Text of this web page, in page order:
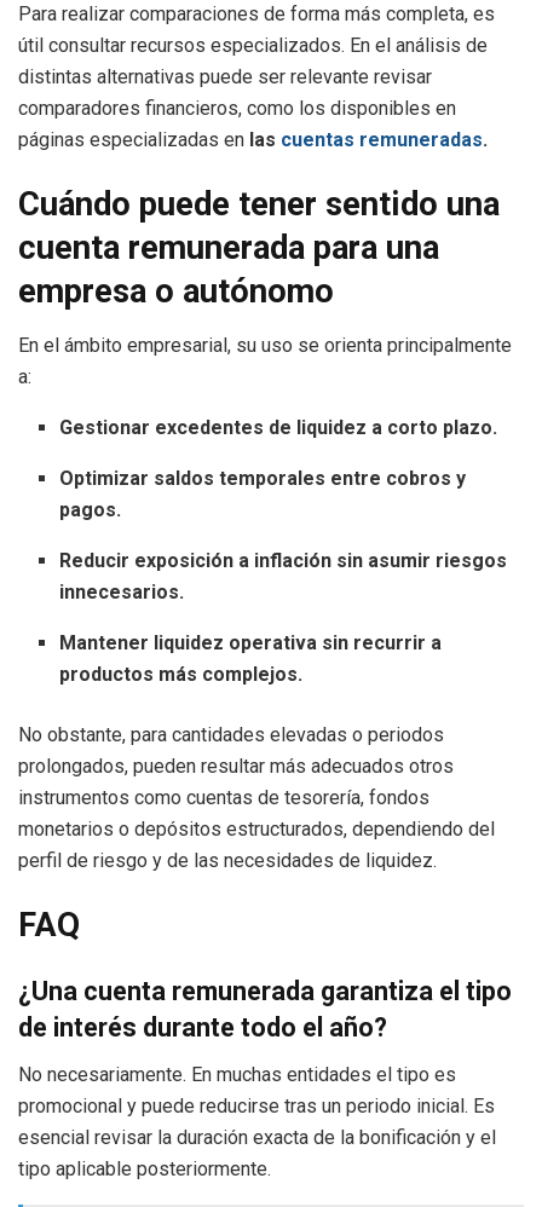
Para realizar comparaciones de forma más completa, es
útil consultar recursos especializados. En el análisis de
distintas alternativas puede ser relevante revisar
comparadores financieros, como los disponibles en
páginas especializadas en las cuentas remuneradas.
Cuándo puede tener sentido una
cuenta remunerada para una
empresa o autónomo
En el ámbito empresarial, su uso se orienta principalmente
a:
Gestionar excedentes de liquidez a corto plazo.
Optimizar saldos temporales entre cobros y
pagos.
Reducir exposición a inflación sin asumir riesgos
innecesarios.
Mantener liquidez operativa sin recurrir a
productos más complejos.
No obstante, para cantidades elevadas o periodos
prolongados, pueden resultar más adecuados otros
instrumentos como cuentas de tesorería, fondos
monetarios o depósitos estructurados, dependiendo del
perfil de riesgo y de las necesidades de liquidez.
FAQ
¿Una cuenta remunerada garantiza el tipo
de interés durante todo el año?
No necesariamente. En muchas entidades el tipo es
promocional y puede reducirse tras un periodo inicial. Es
esencial revisar la duración exacta de la bonificación y el
tipo aplicable posteriormente.